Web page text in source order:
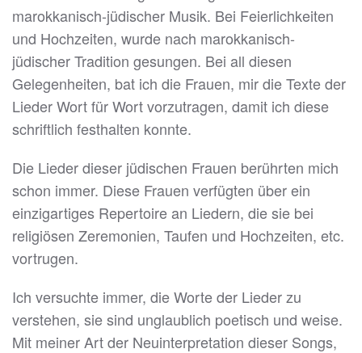
marokkanisch-jüdischer Musik. Bei Feierlichkeiten
und Hochzeiten, wurde nach marokkanisch-
jüdischer Tradition gesungen. Bei all diesen
Gelegenheiten, bat ich die Frauen, mir die Texte der
Lieder Wort für Wort vorzutragen, damit ich diese
schriftlich festhalten konnte.
Die Lieder dieser jüdischen Frauen berührten mich
schon immer. Diese Frauen verfügten über ein
einzigartiges Repertoire an Liedern, die sie bei
religiösen Zeremonien, Taufen und Hochzeiten, etc.
vortrugen.
Ich versuchte immer, die Worte der Lieder zu
verstehen, sie sind unglaublich poetisch und weise.
Mit meiner Art der Neuinterpretation dieser Songs,